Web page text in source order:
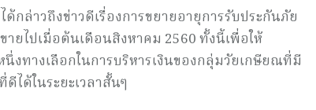
ล่าวถึงข่าวดีเรื่องการขยายอายุการรับประกันภัย
ายไปเมื่อต้นเดือนสิงหาคม 2560 ทั้งนี้เพื่อให้
ทางเลือกในการบริหารเงินของกลุ่มวัยเกษียณที่มี
ด้ในระยะเวลาสั้นๆ